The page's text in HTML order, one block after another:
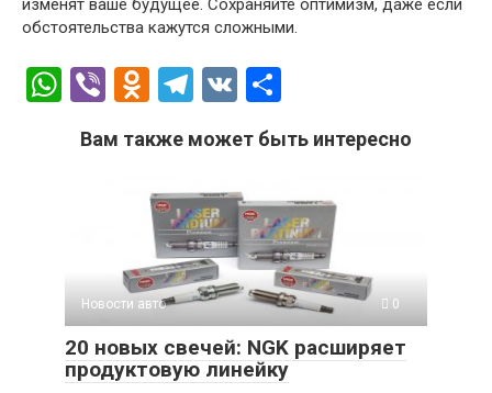
изменят ваше будущее. Сохраняйте оптимизм, даже если
обстоятельства кажутся сложными.
W
at
p
Vi
er
O
n
o
kl
a
ss
ni
ki
T
e
gr
a
m
V
п
р
а
в
и
ть
Вам также может быть интересно
Новости авто 0
20 новых свечей: NGK расширяет
продуктовую линейку